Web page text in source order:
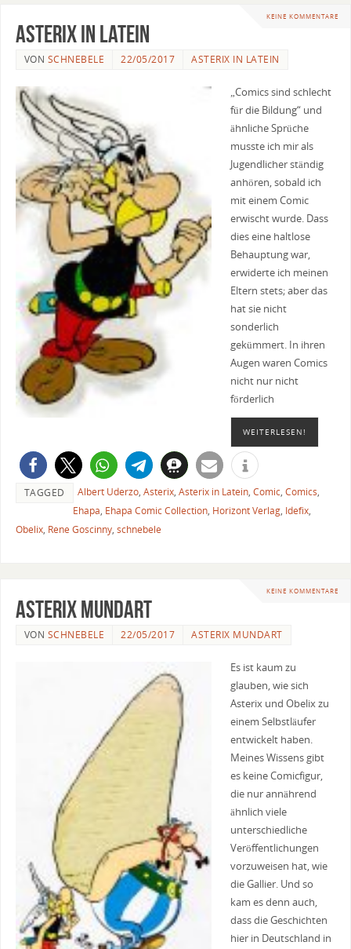
KEINE KOMMENTARE
Asterix in Latein
VON SCHNEBELE 22/05/2017 ASTERIX IN LATEIN
„Comics sind schlecht
für die Bildung“ und
ähnliche Sprüche
musste ich mir als
Jugendlicher ständig
anhören, sobald ich
mit einem Comic
erwischt wurde. Dass
dies eine haltlose
Behauptung war,
erwiderte ich meinen
Eltern stets; aber das
hat sie nicht
sonderlich
gekümmert. In ihren
Augen waren Comics
nicht nur nicht
förderlich
WEITERLESEN!
TAGGED Albert Uderzo, Asterix, Asterix in Latein, Comic, Comics,
Ehapa, Ehapa Comic Collection, Horizont Verlag, Idefix,
Obelix, Rene Goscinny, schnebele
KEINE KOMMENTARE
Asterix Mundart
VON SCHNEBELE 22/05/2017 ASTERIX MUNDART
Es ist kaum zu
glauben, wie sich
Asterix und Obelix zu
einem Selbstläufer
entwickelt haben.
Meines Wissens gibt
es keine Comicfigur,
die nur annährend
ähnlich viele
unterschiedliche
Veröffentlichungen
vorzuweisen hat, wie
die Gallier. Und so
kam es denn auch,
dass die Geschichten
hier in Deutschland in